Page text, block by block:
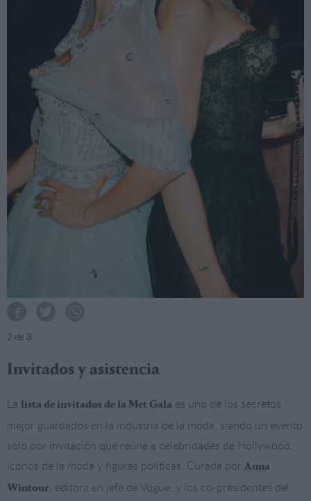
2 de 3
Invitados y asistencia
La lista de invitados de la Met Gala es uno de los secretos
mejor guardados en la industria de la moda, siendo un evento
solo por invitación que reúne a celebridades de Hollywood,
íconos de la moda y figuras políticas. Curada por Anna
Wintour, editora en jefe de Vogue, y los co-presidentes del